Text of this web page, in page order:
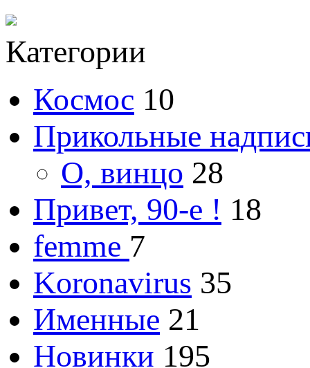
Категории
Космос 10
Прикольные
О, винцо 28
Привет, 90-е ! 18
femme 7
Koronavirus 35
Именные 21
Новинки 195